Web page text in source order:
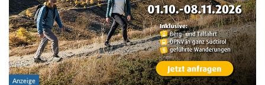
Gebirge:
Art der Tour: